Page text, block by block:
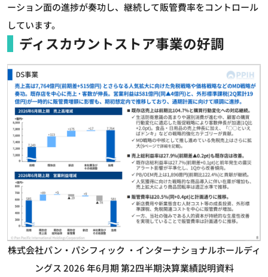
ーション面の進捗が奏功し、継続して販管費率をコントロール
しています。
ディスカウントストア事業の好調
株式会社パン・パシフィック ・インターナショナルホールディ
ングス 2026 年6月期 第2四半期決算業績説明資料